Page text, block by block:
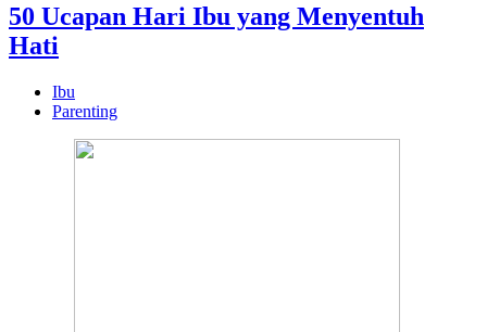
50 Ucapan Hari Ibu yang Menyentuh
Hati
Ibu
Parenting